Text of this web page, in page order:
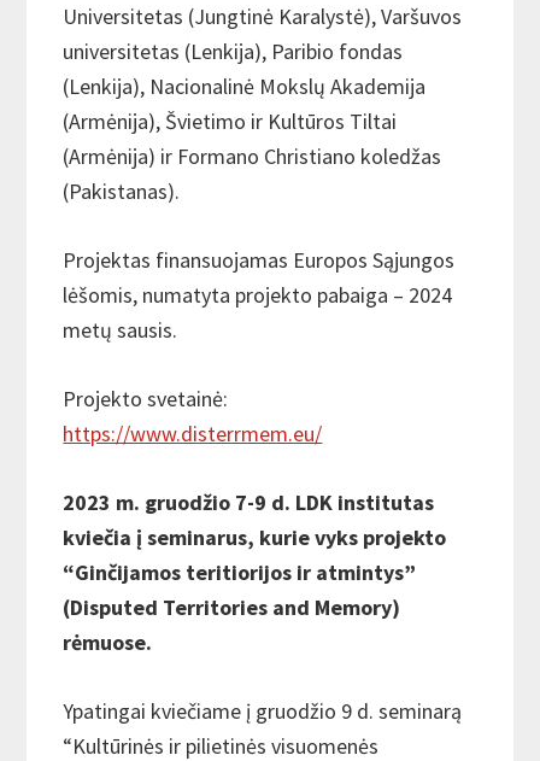
Universitetas (Jungtinė Karalystė), Varšuvos
universitetas (Lenkija), Paribio fondas
(Lenkija), Nacionalinė Mokslų Akademija
(Armėnija), Švietimo ir Kultūros Tiltai
(Armėnija) ir Formano Christiano koledžas
(Pakistanas).
Projektas finansuojamas Europos Sąjungos
lėšomis, numatyta projekto pabaiga – 2024
metų sausis.
Projekto svetainė:
https://www.disterrmem.eu/
2023 m. gruodžio 7-9 d. LDK institutas
kviečia į seminarus, kurie vyks projekto
“Ginčijamos teritiorijos ir atmintys”
(Disputed Territories and Memory)
rėmuose.
Ypatingai kviečiame į gruodžio 9 d. seminarą
“Kultūrinės ir pilietinės visuomenės